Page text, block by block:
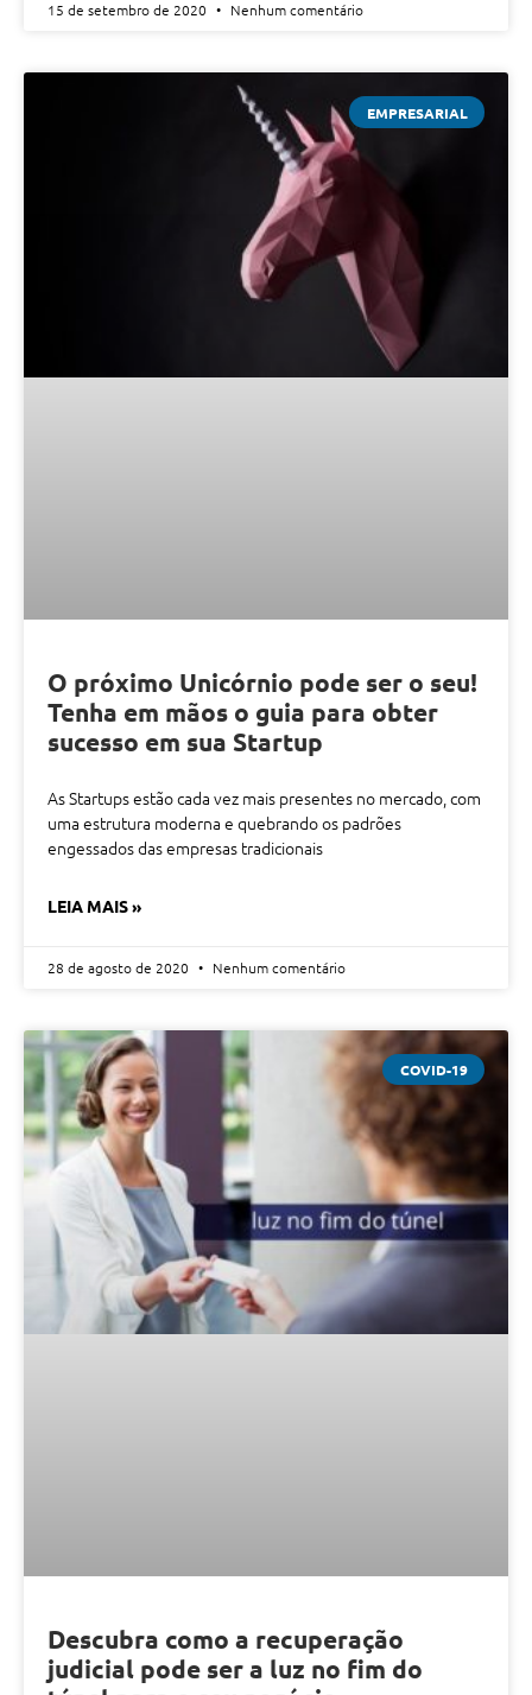
15 de setembro de 2020 Nenhum comentário
EMPRESARIAL
O próximo Unicórnio pode ser o seu!
Tenha em mãos o guia para obter
sucesso em sua Startup
As Startups estão cada vez mais presentes no mercado, com
uma estrutura moderna e quebrando os padrões
engessados das empresas tradicionais
LEIA MAIS »
28 de agosto de 2020 Nenhum comentário
COVID-19
Descubra como a recuperação
judicial pode ser a luz no fim do